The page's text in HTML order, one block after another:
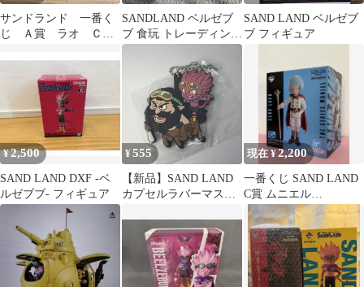
サンドランド 一番く
じ Ａ賞 ラオ Ｃ
SANDLAND ベルゼブ
ブ 食玩 トレーディング
フィギュア バンダイ
SAND LAND ベルゼブ
ブ フィギュア
¥ 2,500
SAND LAND DXF -ベ
ルゼブブ- フィギュア
¥555
【新品】SAND LAND
カプセルラバーマスコ
現在 ¥2,200
一番くじ SAND LAND
C賞 ムニエル
MASTERLISE